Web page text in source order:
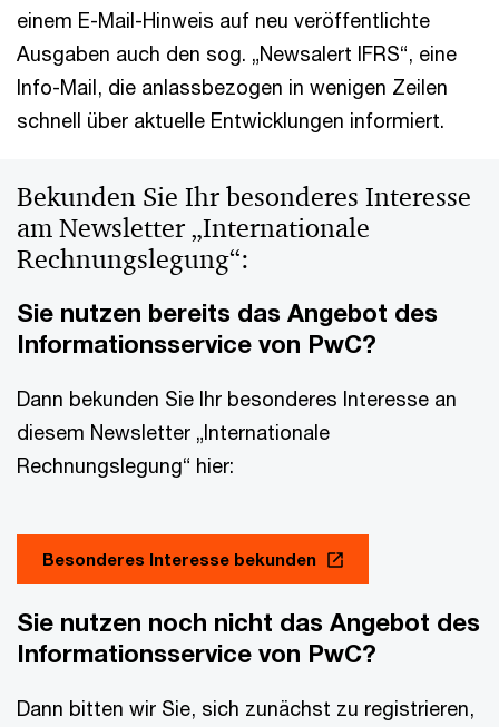
einem E-Mail-Hinweis auf neu veröffentlichte
Ausgaben auch den sog. „Newsalert IFRS“, eine
Info-Mail, die anlassbezogen in wenigen Zeilen
schnell über aktuelle Entwicklungen informiert.
Bekunden Sie Ihr besonderes Interesse
am Newsletter „Internationale
Rechnungslegung“:
Sie nutzen bereits das Angebot des
Informationsservice von PwC?
Dann bekunden Sie Ihr besonderes Interesse an
diesem Newsletter „Internationale
Rechnungslegung“ hier:
Besonderes Interesse bekunden
Sie nutzen noch nicht das Angebot des
Informationsservice von PwC?
Dann bitten wir Sie, sich zunächst zu registrieren,